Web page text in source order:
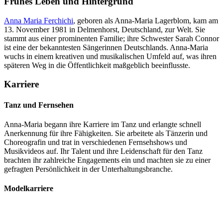
Anna Maria Ferchichi, geboren als Anna-Maria Lagerblom, kam am
13. November 1981 in Delmenhorst, Deutschland, zur Welt. Sie
stammt aus einer prominenten Familie; ihre Schwester Sarah Connor
ist eine der bekanntesten Sängerinnen Deutschlands. Anna-Maria
wuchs in einem kreativen und musikalischen Umfeld auf, was ihren
späteren Weg in die Öffentlichkeit maßgeblich beeinflusste.
Karriere
Tanz und Fernsehen
Anna-Maria begann ihre Karriere im Tanz und erlangte schnell
Anerkennung für ihre Fähigkeiten. Sie arbeitete als Tänzerin und
Choreografin und trat in verschiedenen Fernsehshows und
Musikvideos auf. Ihr Talent und ihre Leidenschaft für den Tanz
brachten ihr zahlreiche Engagements ein und machten sie zu einer
gefragten Persönlichkeit in der Unterhaltungsbranche.
Modelkarriere